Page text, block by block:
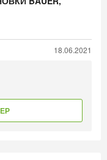
18.06.2021